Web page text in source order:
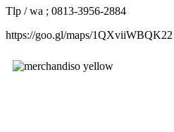
Tlp / wa ; 0813-3956-2884
https://goo.gl/maps/1QXviiWBQK22